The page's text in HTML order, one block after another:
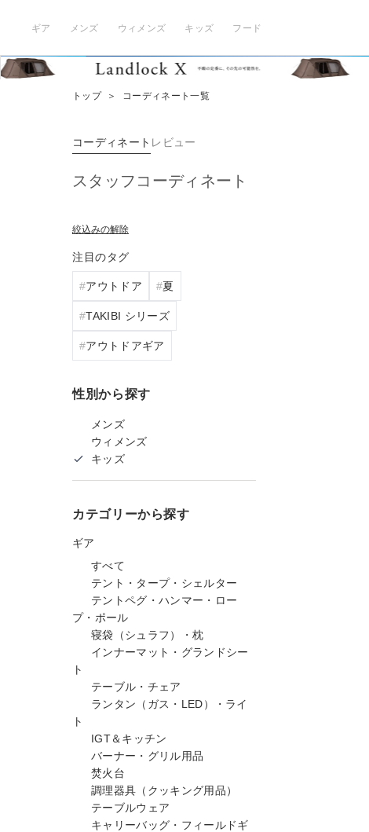
ギア メンズ ウィメンズ キッズ フード
トップ ＞ コーディネート一覧
コーディネート レビュー
スタッフコーディネート
絞込みの解除
注目のタグ
アウトドア 夏
TAKIBI シリーズ
アウトドアギア
性別から探す
メンズ
ウィメンズ
キッズ
カテゴリーから探す
ギア
すべて
テント・タープ・シェルター
テントペグ・ハンマー・ロー
プ・ポール
寝袋（シュラフ）・枕
インナーマット・グランドシー
ト
テーブル・チェア
ランタン（ガス・LED）・ライ
ト
IGT＆キッチン
バーナー・グリル用品
焚火台
調理器具（クッキング用品）
テーブルウェア
キャリーバッグ・フィールドギ